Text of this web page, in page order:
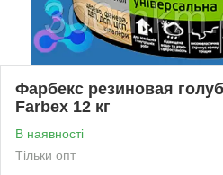
Фарбекс резиновая
Farbex 12 кг
В наявності
Тільки опт